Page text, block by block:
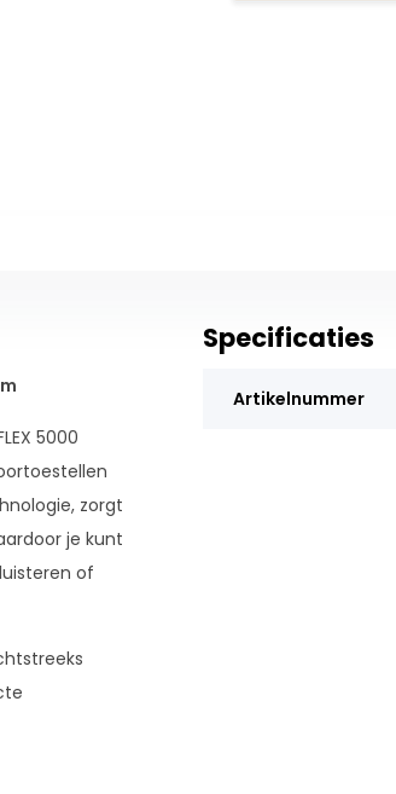
5000
zorgt
je kunt
of
Specificaties
Artikelnummer